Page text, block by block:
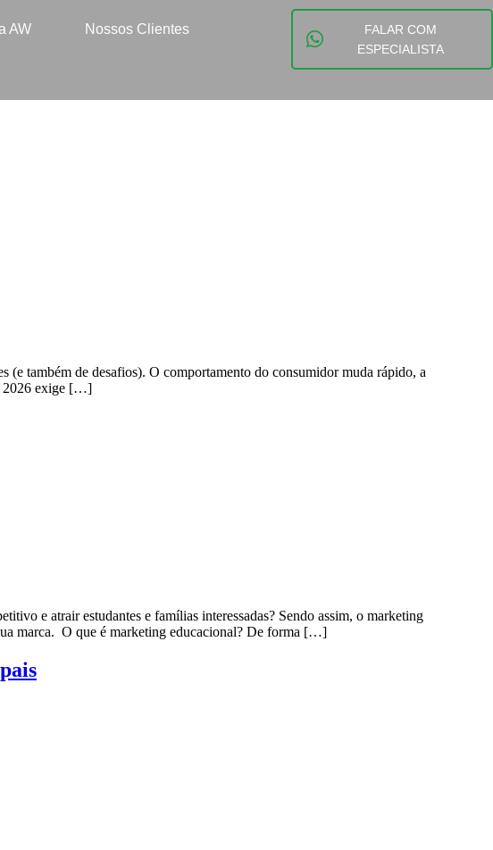
AW Nossos Clientes
FALAR COM
ESPECIALISTA
(e também de desafios). O comportamento do consumidor muda rápido, a
2026 exige […]
e atrair estudantes e famílias interessadas? Sendo assim, o marketing
marca. O que é marketing educacional? De forma […]